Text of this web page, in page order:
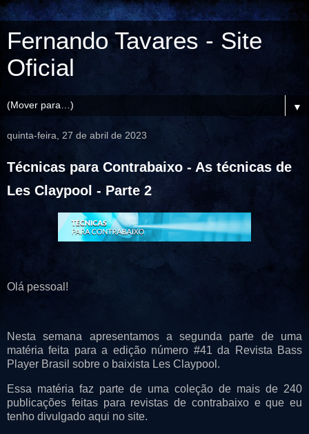
Fernando Tavares - Site
Oficial
▼
quinta-feira, 27 de abril de 2023
Técnicas para Contrabaixo - As técnicas de
Les Claypool - Parte 2
Olá pessoal!
Nesta semana apresentamos a segunda parte de uma
matéria feita para a edição número #41 da Revista Bass
Player Brasil sobre o baixista Les Claypool.
Essa matéria faz parte de uma coleção de mais de 240
publicações feitas para revistas de contrabaixo e que eu
tenho divulgado aqui no site.